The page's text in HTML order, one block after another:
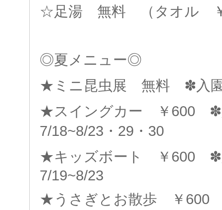
☆足湯 無料 （タオル
◎夏メニュー◎
★ミニ昆虫展 無料 ✽入
★スイングカー ￥600
7/18~8/23・29・30
★キッズボート ￥600
7/19~8/23
★うさぎとお散歩 ￥